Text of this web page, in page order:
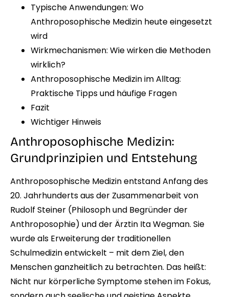
Typische Anwendungen: Wo
Anthroposophische Medizin heute eingesetzt
wird
Wirkmechanismen: Wie wirken die Methoden
wirklich?
Anthroposophische Medizin im Alltag:
Praktische Tipps und häufige Fragen
Fazit
Wichtiger Hinweis
Anthroposophische Medizin:
Grundprinzipien und Entstehung
Anthroposophische Medizin entstand Anfang des
20. Jahrhunderts aus der Zusammenarbeit von
Rudolf Steiner (Philosoph und Begründer der
Anthroposophie) und der Ärztin Ita Wegman. Sie
wurde als Erweiterung der traditionellen
Schulmedizin entwickelt – mit dem Ziel, den
Menschen ganzheitlich zu betrachten. Das heißt:
Nicht nur körperliche Symptome stehen im Fokus,